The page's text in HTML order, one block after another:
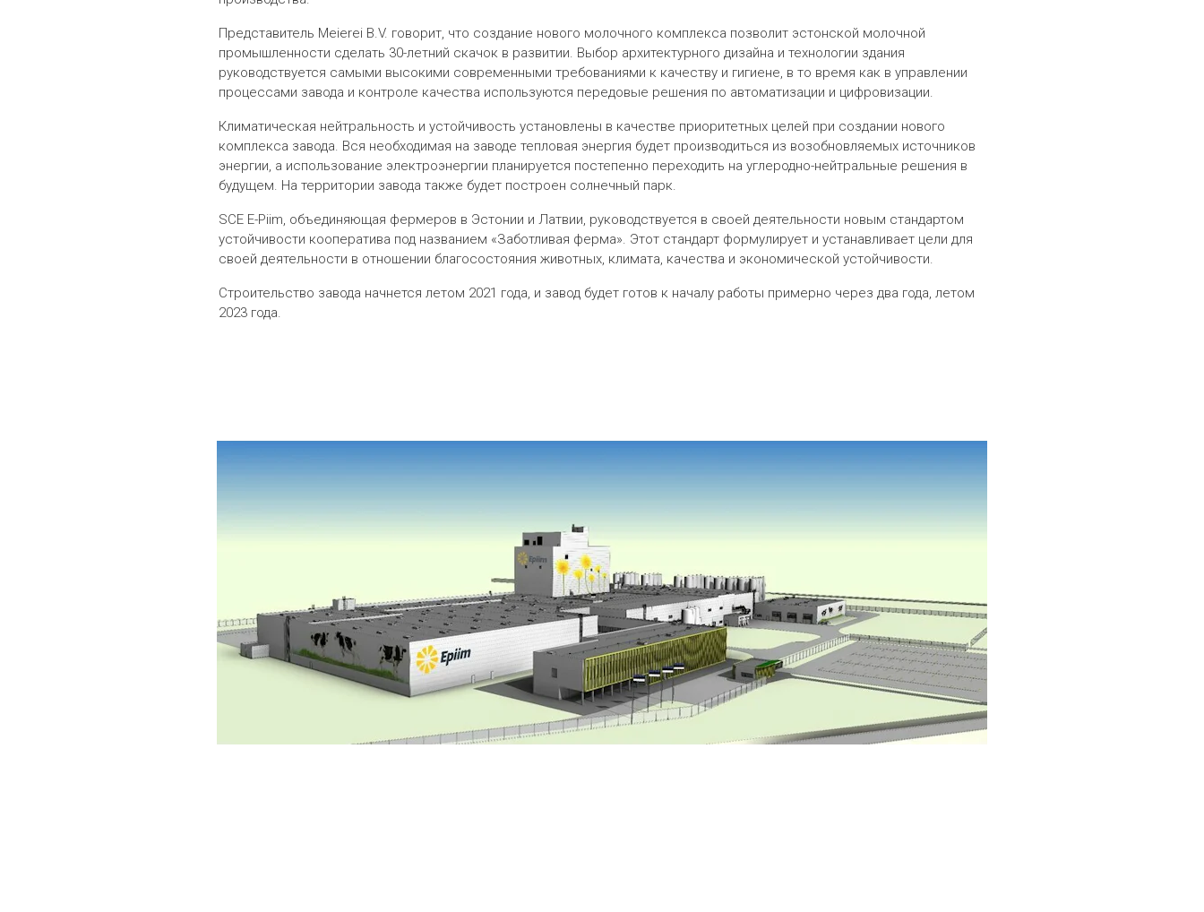
Представитель Meierei B.V. говорит, что создание нового молочного комплекса позволит эстонской молочной
промышленности сделать 30-летний скачок в развитии. Выбор архитектурного дизайна и технологии здания
руководствуется самыми высокими современными требованиями к качеству и гигиене, в то время как в управлении
процессами завода и контроле качества используются передовые решения по автоматизации и цифровизации.
Климатическая нейтральность и устойчивость установлены в качестве приоритетных целей при создании нового
комплекса завода. Вся необходимая на заводе тепловая энергия будет производиться из возобновляемых источников
энергии, а использование электроэнергии планируется постепенно переходить на углеродно-нейтральные решения в
будущем. На территории завода также будет построен солнечный парк.
SCE E-Piim, объединяющая фермеров в Эстонии и Латвии, руководствуется в своей деятельности новым стандартом
устойчивости кооператива под названием «Заботливая ферма». Этот стандарт формулирует и устанавливает цели для
своей деятельности в отношении благосостояния животных, климата, качества и экономической устойчивости.
Строительство завода начнется летом 2021 года, и завод будет готов к началу работы примерно через два года, летом
2023 года.